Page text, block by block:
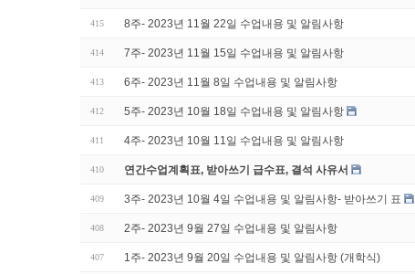
415 8주- 2023년 11월 22일 수업내용 및 알림사항
414 7주- 2023년 11월 15일 수업내용 및 알림사항
413 6주- 2023년 11월 8일 수업내용 및 알림사항
412 5주- 2023년 10월 18일 수업내용 및 알림사항
411 4주- 2023년 10월 11일 수업내용 및 알림사항
410 연간수업계획표, 받아쓰기 급수표, 결석 사유서
409 3주- 2023년 10월 4일 수업내용 및 알림사항- 받아쓰기 표
408 2주- 2023년 9월 27일 수업내용 및 알림사항
407 1주- 2023년 9월 20일 수업내용 및 알림사항 (개학식)